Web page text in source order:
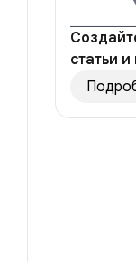
статьи